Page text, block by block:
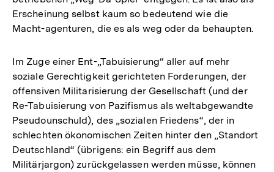
Erscheinung selbst kaum so bedeutend wie die
Macht-agenturen, die es als weg oder da behaupten.
Im Zuge einer Ent-„Tabuisierung“ aller auf mehr
soziale Gerechtigkeit gerichteten Forderungen, der
offensiven Militarisierung der Gesellschaft (und der
Re-Tabuisierung von Pazifismus als weltabgewandte
Pseudounschuld), des „sozialen Friedens“, der in
schlechten ökonomischen Zeiten hinter den „Standort
Deutschland“ (übrigens: ein Begriff aus dem
Militärjargon) zurückgelassen werden müsse, können